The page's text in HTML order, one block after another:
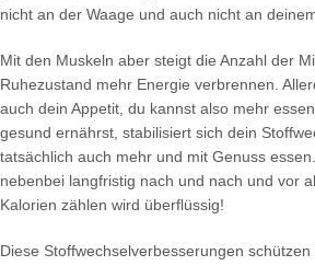
nicht an der Waage und auch nicht an
Mit den Muskeln aber steigt die Anzahl der
Ruhezustand mehr Energie verbrennen.
auch dein Appetit, du kannst also mehr
gesund ernährst, stabilisiert sich dein
tatsächlich auch mehr und mit Genuss
nebenbei langfristig nach und nach und vor
Kalorien zählen wird überflüssig!
Diese Stoffwechselverbesserungen schützen